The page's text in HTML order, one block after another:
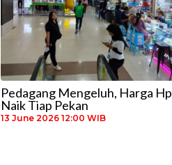
Pedagang Mengeluh, Harga Hp
Naik Tiap Pekan
13 June 2026 12:00 WIB